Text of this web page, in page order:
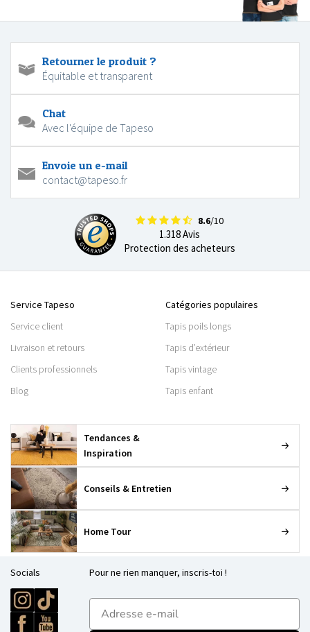
Retourner le produit ?
Équitable et transparent
Chat
Avec l'équipe de Tapeso
Envoie un e-mail
contact@tapeso.fr
8.6/10
1.318 Avis
Protection des acheteurs
Service Tapeso
Service client
Livraison et retours
Clients professionnels
Blog
Catégories populaires
Tapis poils longs
Tapis d’extérieur
Tapis vintage
Tapis enfant
Tendances &
Inspiration
Conseils & Entretien
Home Tour
Socials Pour ne rien manquer, inscris-toi !
E-mailadres